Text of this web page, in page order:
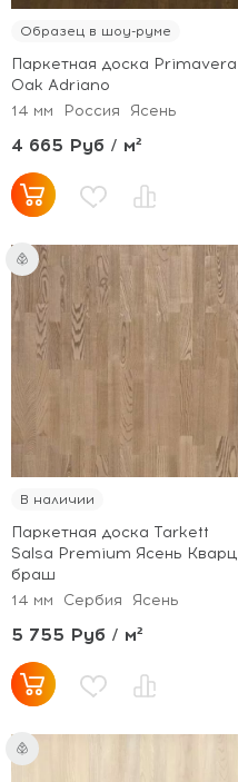
Образец в шоу-руме
Паркетная доска Primavera
Oak Adriano
14 мм
Россия Ясень
4 665 Руб / м²
В наличии
Паркетная доска Tarkett
Salsa Premium Ясень Кварц
браш
14 мм
Сербия Ясень
5 755 Руб / м²